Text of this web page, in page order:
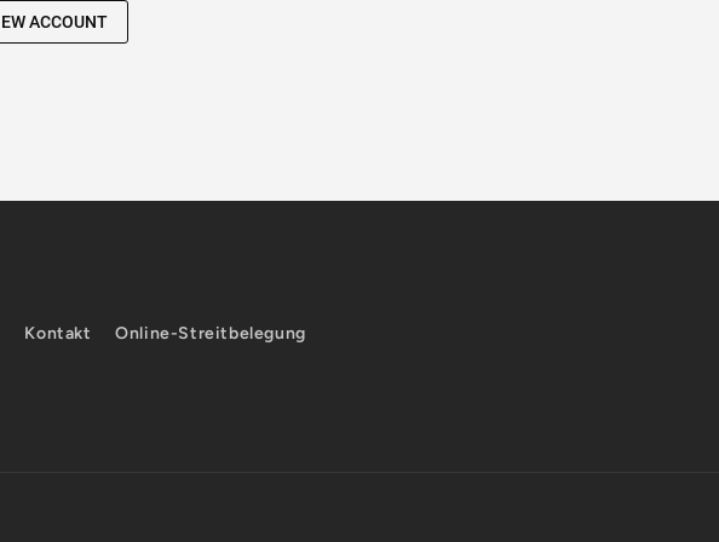
Kontakt Online-Streitbelegung